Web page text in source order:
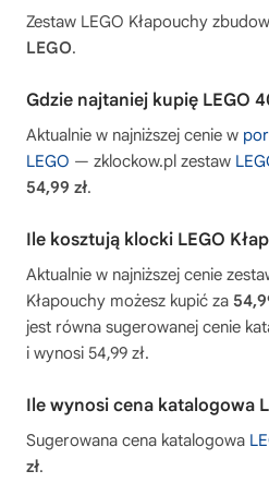
Zestaw LEGO Kłapouchy
LEGO.
Gdzie najtaniej kupię LEGO
Aktualnie w najniższej cenie w
LEGO — zklockow.pl zestaw
54,99 zł.
Ile kosztują klocki LEGO
Aktualnie w najniższej cenie
Kłapouchy możesz kupić za
jest równa sugerowanej cenie
i wynosi 54,99 zł.
Ile wynosi cena katalogowa
Sugerowana cena katalogowa
zł.